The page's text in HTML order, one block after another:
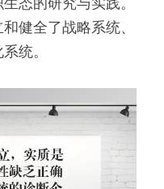
健全了战略系统、
统。